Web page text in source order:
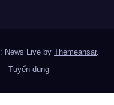
News Live by Themeansar.
Tuyển dụng